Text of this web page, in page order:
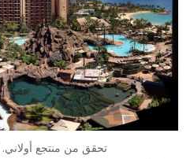
تحقق من منتجع أولاني. |